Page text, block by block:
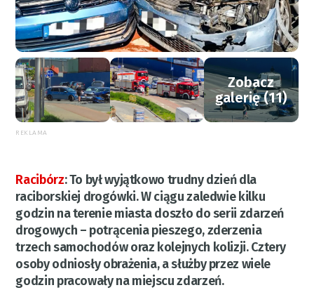
Zobacz
galerię (11)
REKLAMA
Racibórz:To był wyjątkowo trudny dzień dla
raciborskiej drogówki. W ciągu zaledwie kilku
godzin na terenie miasta doszło do serii zdarzeń
drogowych – potrącenia pieszego, zderzenia
trzech samochodów oraz kolejnych kolizji. Cztery
osoby odniosły obrażenia, a służby przez wiele
godzin pracowały na miejscu zdarzeń.